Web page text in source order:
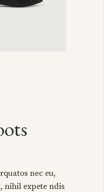
nec eu,
nihil expete ndis